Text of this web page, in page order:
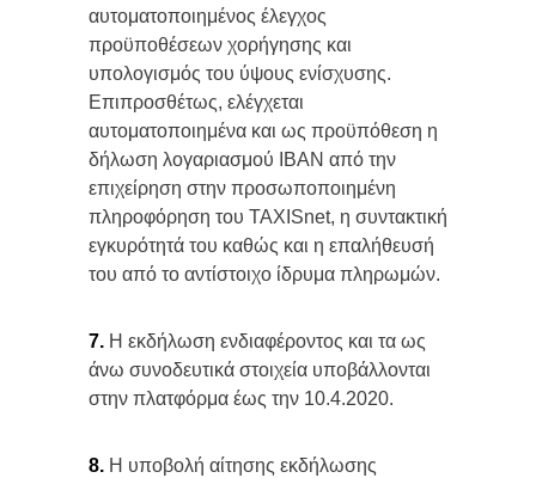
αυτοματοποιημένος έλεγχος
προϋποθέσεων χορήγησης και
υπολογισμός του ύψους ενίσχυσης.
Επιπροσθέτως, ελέγχεται
αυτοματοποιημένα και ως προϋπόθεση η
δήλωση λογαριασμού ΙΒΑΝ από την
επιχείρηση στην προσωποποιημένη
πληροφόρηση του TAXISnet, η συντακτική
εγκυρότητά του καθώς και η επαλήθευσή
του από το αντίστοιχο ίδρυμα πληρωμών.
7. Η εκδήλωση ενδιαφέροντος και τα ως
άνω συνοδευτικά στοιχεία υποβάλλονται
στην πλατφόρμα έως την 10.4.2020.
8. Η υποβολή αίτησης εκδήλωσης